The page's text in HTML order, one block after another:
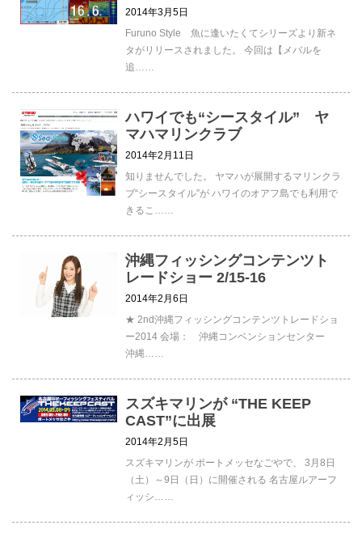
2014年3月5日
Furuno Style 魚に逢いたくてシリーズより新ネ
タがリリースされました。 今回は【メバルを
追……
ハワイでも“シースタイル” ヤ
マハマリンクラブ
2014年2月11日
知りませんでした。 ヤマハが展開するマリンクラ
ブ“シースタイル”が ハワイのオアフ島でも利用で
きるこ……
沖縄フィッシングコンテンツト
レードショー 2/15-16
2014年2月6日
★ 2nd沖縄フィッシングコンテンツトレードショ
ー2014 会場： 沖縄コンベンションセンター
沖縄……
スズキマリンが “THE KEEP
CAST”に出展
2014年2月5日
スズキマリンが ポートメッセなごやで、 3月8日
（土）～9日（日）に開催される 名古屋ルアーフ
ィッシ……